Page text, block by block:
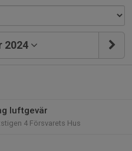
2024
luftgevär
4 Försvarets Hus